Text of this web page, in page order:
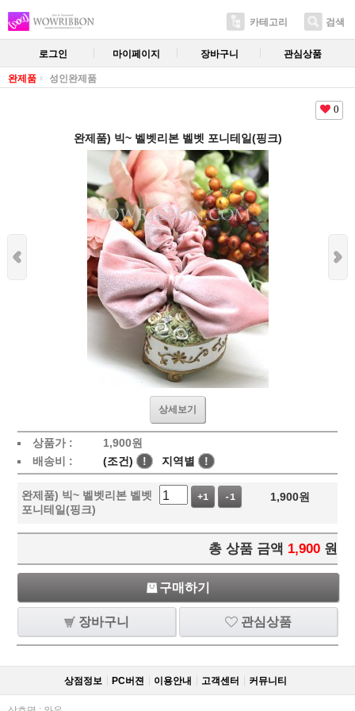
카테고리 검색
로그인 마이페이지 장바구니 관심상품
완제품 성인완제품
0
완제품) 빅~ 벨벳리본 벨벳 포니테일(핑크)
상세보기
상품가 : 1,900원
배송비 :
(조건) ! 지역별 !
완제품) 빅~ 벨벳리본 벨벳
포니테일(핑크)
+1 -1 1,900원
총 상품 금액 1,900 원
구매하기
장바구니 관심상품
상점정보 PC버젼 이용안내 고객센터 커뮤니티